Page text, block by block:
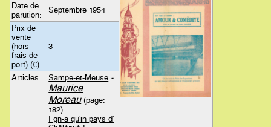
Date de
parution:
Septembre 1954
Prix de
vente
(hors
frais de
port) (€):
3
Articles: Sampe-et-Meuse -
Maurice
Moreau(page:
182)
I gn-a qu'in pays d'